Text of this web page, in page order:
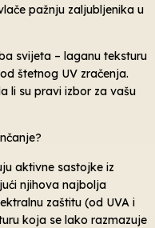
pažnju zaljubljenika u
svijeta – laganu teksturu
štetnog UV zračenja.
li su pravi izbor za vašu
aktivne sastojke iz
njihova najbolja
zaštitu (od UVA i
koja se lako razmazuje